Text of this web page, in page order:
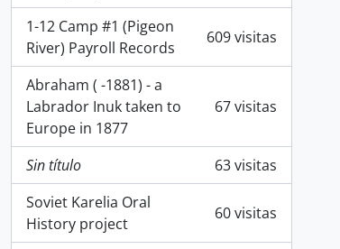
1-12 Camp #1 (Pigeon
River) Payroll Records
609 visitas
Abraham ( -1881) - a
Labrador Inuk taken to
Europe in 1877
67 visitas
Sin título
63 visitas
Soviet Karelia Oral
History project
60 visitas